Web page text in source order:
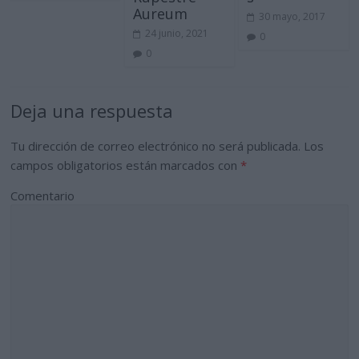
Aureum
24 junio, 2021
0
30 mayo, 2017
0
Deja una respuesta
Tu dirección de correo electrónico no será publicada. Los
campos obligatorios están marcados con *
Comentario